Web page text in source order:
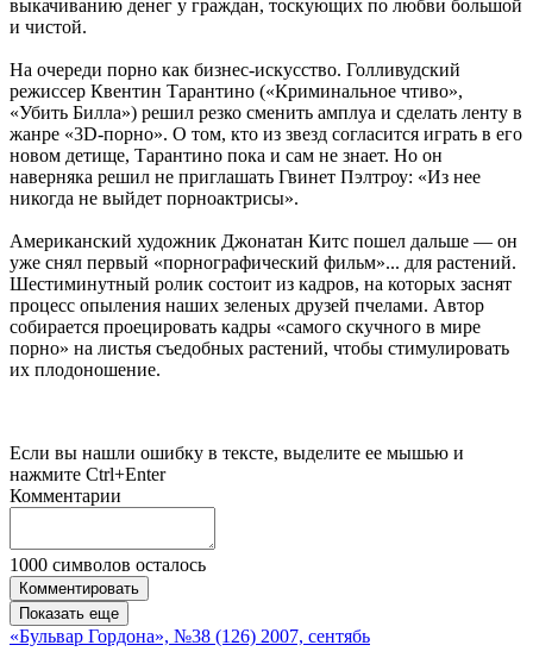
выкачиванию денег у граждан, тоскующих по любви большой
и чистой.
На очереди порно как бизнес-искусство. Голливудский
режиссер Квентин Тарантино («Криминальное чтиво»,
«Убить Билла») решил резко сменить амплуа и сделать ленту в
жанре «3D-порно». О том, кто из звезд согласится играть в его
новом детище, Тарантино пока и сам не знает. Но он
наверняка решил не приглашать Гвинет Пэлтроу: «Из нее
никогда не выйдет порноактрисы».
Американский художник Джонатан Китс пошел дальше — он
уже снял первый «порнографический фильм»... для растений.
Шестиминутный ролик состоит из кадров, на которых заснят
процесс опыления наших зеленых друзей пчелами. Автор
собирается проецировать кадры «самого скучного в мире
порно» на листья съедобных растений, чтобы стимулировать
их плодоношение.
Если вы нашли ошибку в тексте, выделите ее мышью и
нажмите Ctrl+Enter
Комментарии
1000 символов осталось
Комментировать
Показать еще
«Бульвар Гордона», №38 (126) 2007, сентябь